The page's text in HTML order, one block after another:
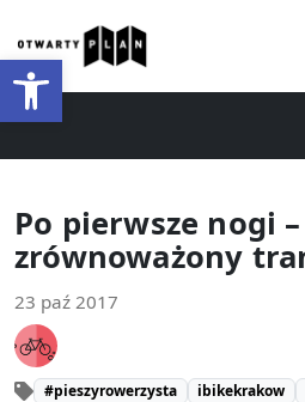
Otwórz pasek narzędzi
Po pierwsze nogi –
zrównoważony
23 paź 2017
#pieszyrowerzysta ibikekrakow